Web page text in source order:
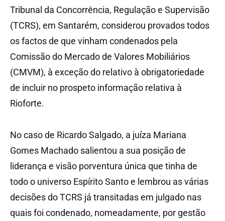
Tribunal da Concorrência, Regulação e Supervisão
(TCRS), em Santarém, considerou provados todos
os factos de que vinham condenados pela
Comissão do Mercado de Valores Mobiliários
(CMVM), à exceção do relativo à obrigatoriedade
de incluir no prospeto informação relativa à
Rioforte.
No caso de Ricardo Salgado, a juíza Mariana
Gomes Machado salientou a sua posição de
liderança e visão porventura única que tinha de
todo o universo Espírito Santo e lembrou as várias
decisões do TCRS já transitadas em julgado nas
quais foi condenado, nomeadamente, por gestão